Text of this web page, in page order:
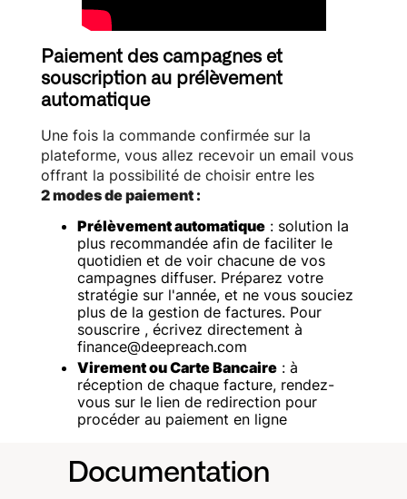
Paiement des campagnes et
souscription au prélèvement
automatique
Une fois la commande confirmée sur la
plateforme, vous allez recevoir un email vous
offrant la possibilité de choisir entre les
2 modes de paiement :
Prélèvement automatique: solution la
plus recommandée afin de faciliter le
quotidien et de voir chacune de vos
campagnes diffuser. Préparez votre
stratégie sur l'année, et ne vous souciez
plus de la gestion de factures. Pour
souscrire , écrivez directement à
finance@deepreach.com‍
Virement ou Carte Bancaire: à
réception de chaque facture, rendez-
vous sur le lien de redirection pour
procéder au paiement en ligne
Documentation